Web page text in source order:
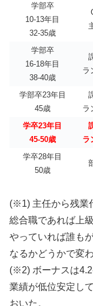
学部卒
10-13年目
32-35歳
学部卒
16-18年目
38-40歳
ラ
学部卒23年目
45歳
ラ
学卒23年目
45-50歳
ラ
学卒28年目
50歳
(※1) 主任から残業
総合職であれば上
やっていれば誰も
なるかどうかで変
(※2) ボーナスは
業績が低位安定し
おいた。